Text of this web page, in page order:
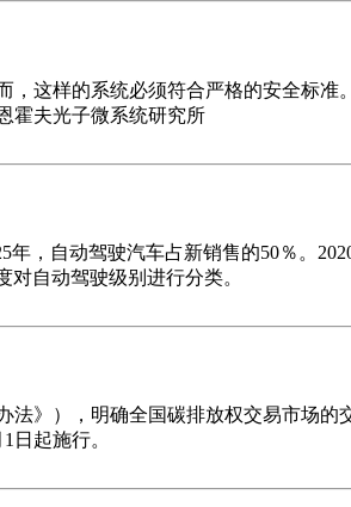
这样的系统必须符合严格的安全标
霍夫光子微系统研究所
，自动驾驶汽车占新销售的50％。
自动驾驶级别进行分类。
》），明确全国碳排放权交易市场
日起施行。